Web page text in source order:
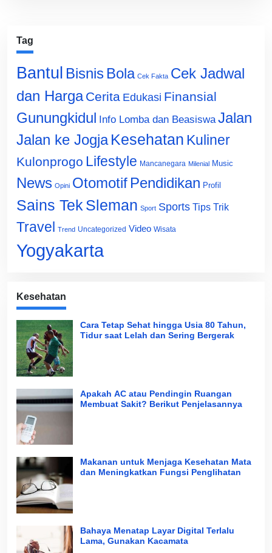
Tag
Bantul Bisnis Bola Cek Fakta Cek Jadwal
dan Harga Cerita Edukasi Finansial
Gunungkidul Info Lomba dan Beasiswa Jalan
Jalan ke Jogja Kesehatan Kuliner
Kulonprogo Lifestyle Mancanegara Milenial Music
News Opini Otomotif Pendidikan Profil
Sains Tek Sleman Sport Sports Tips Trik
Travel Trend Uncategorized Video Wisata
Yogyakarta
Kesehatan
Cara Tetap Sehat hingga Usia 80 Tahun,
Tidur saat Lelah dan Sering Bergerak
Apakah AC atau Pendingin Ruangan
Membuat Sakit? Berikut Penjelasannya
Makanan untuk Menjaga Kesehatan Mata
dan Meningkatkan Fungsi Penglihatan
Bahaya Menatap Layar Digital Terlalu
Lama, Gunakan Kacamata